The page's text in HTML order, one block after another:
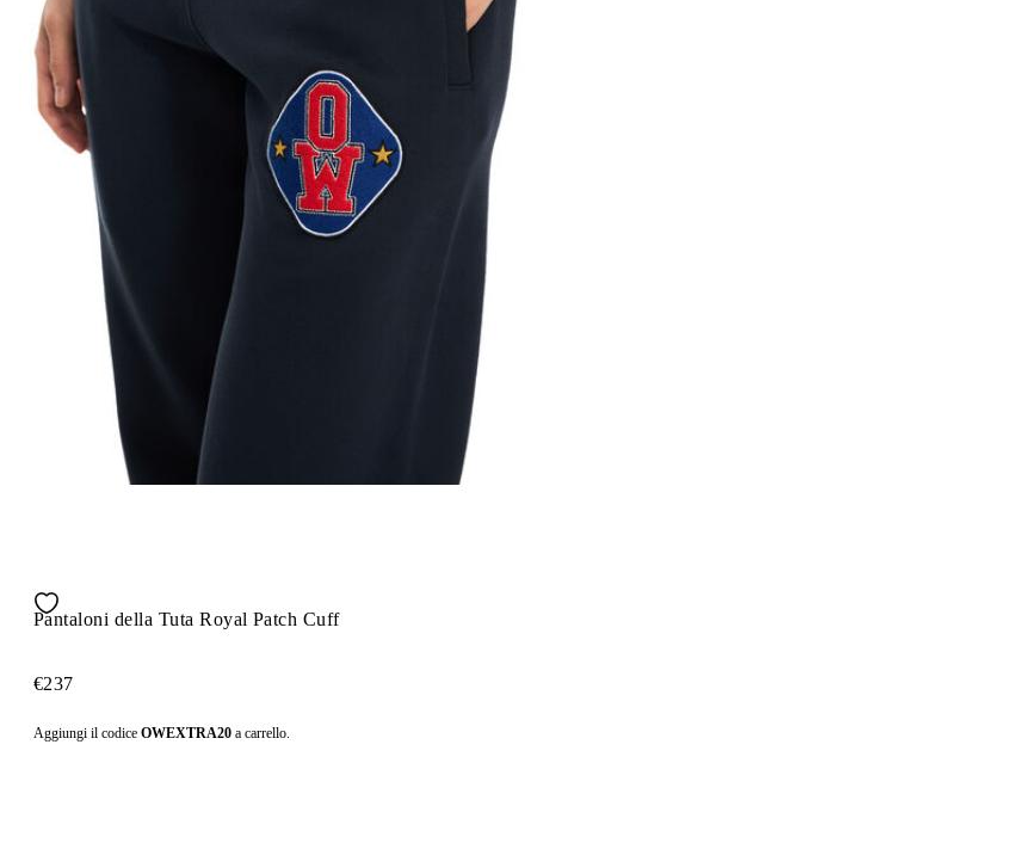
Pantaloni della Tuta Royal Patch Cuff
€237
Aggiungi il codice OWEXTRA20 a carrello.